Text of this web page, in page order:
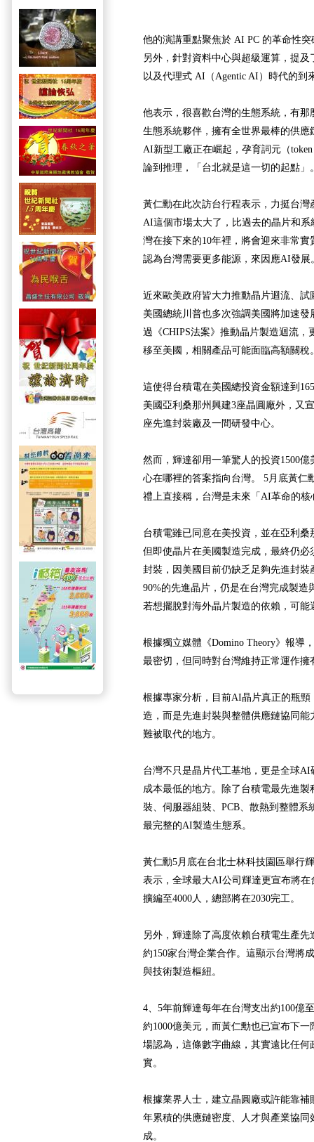
他的演講重點聚焦於 AI PC 的革命性
另外，針對資料中心與超級運算，提
以及代理式 AI（Agentic AI）時代的到
他表示，很喜歡台灣的生態系統，有
生態系統夥伴，擁有全世界最棒的供
AI新型工廠正在崛起，孕育詞元（
論到推理，「台北就是這一切的起點」
黃仁勳在此次訪台行程表示，力挺台
AI這個市場太大了，比過去的晶片和系
灣在接下來的10年裡，將會迎來非常
認為台灣需要更多能源，來因應AI發展
近來歐美政府皆大力推動晶片迴流、
美國總統川普也多次強調美國將加速
過《CHIPS法案》推動晶片製造迴流，
移至美國，相關產品可能面臨高額關稅
這使得台積電在美國總投資金額達到
美國亞利桑那州興建3座晶圓廠外，又
座先進封裝廠及一間研發中心。
然而，輝達卻用一筆驚人的投資1500
心在哪裡的答案指向台灣。 5月底黃仁
禮上直接稱，台灣是未來「AI革命的核
台積電雖已同意在美投資，並在亞利
但即使晶片在美國製造完成，最終仍必
封裝，因美國目前仍缺乏足夠先進封
90%的先進晶片，仍是在台灣完成製造
若想擺脫對海外晶片製造的依賴，可能
根據獨立媒體《Domino Theory》報導
最密切，但同時對台灣維持正常運作
根據專家分析，目前AI晶片真正的瓶
造，而是先進封裝與整體供應鏈協同
難被取代的地方。
台灣不只是晶片代工基地，更是全球
成本最低的地方。除了台積電最先進製
裝、伺服器組裝、PCB、散熱到整體系
最完整的AI製造生態系。
黃仁勳5月底在台北士林科技園區舉行
表示，全球最大AI公司輝達更宣布將
擴編至4000人，總部將在2030完工。
另外，輝達除了高度依賴台積電生產先
約150家台灣企業合作。這顯示台灣將
與技術製造樞紐。
4、5年前輝達每年在台灣支出約100億
約1000億美元，而黃仁勳也已宣布下一
場認為，這條數字曲線，其實遠比任
實。
根據業界人士，建立晶圓廠或許能靠
年累積的供應鏈密度、人才與產業協
成。